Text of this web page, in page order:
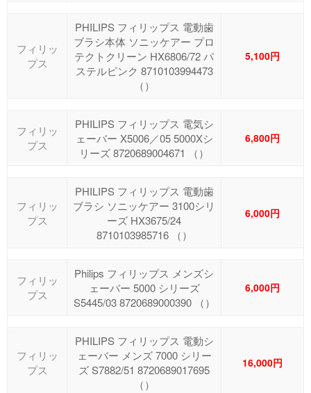
フィリッ
プス
PHILIPS フィリップス 電動歯
ブラシ本体 ソニッケアー プロ
テクトクリーン HX6806/72 パ
ステルピンク 8710103994473
（）
5,100円
フィリッ
プス
PHILIPS フィリップス 電気シ
ェーバー X5006／05 5000Xシ
リーズ 8720689004671 （）
6,800円
フィリッ
プス
PHILIPS フィリップス 電動歯
ブラシ ソニッケアー 3100シリ
ーズ HX3675/24
8710103985716 （）
6,000円
フィリッ
プス
Philips フィリップス メンズシ
ェーバー 5000 シリーズ
S5445/03 8720689000390 （）
6,000円
フィリッ
プス
PHILIPS フィリップス 電動シ
ェーバー メンズ 7000 シリー
ズ S7882/51 8720689017695
（）
16,000円